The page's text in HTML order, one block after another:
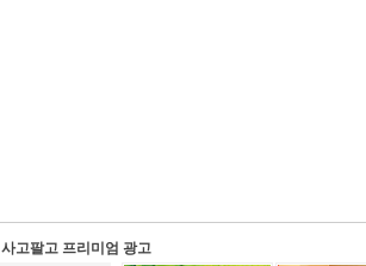
사고팔고 프리미엄 광고